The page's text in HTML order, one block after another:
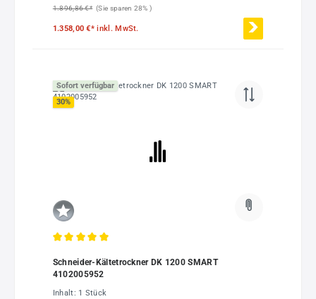
1.896,86 €* (Sie sparen 28% )
1.358,00 €*inkl. MwSt.
Sofort verfügbar
30%
Schneider-Kältetrockner DK 1200 SMART
4102005952
Inhalt: 1 Stück